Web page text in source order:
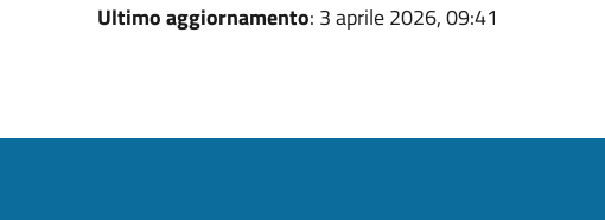
Ultimo aggiornamento: 3 aprile 2026, 09:41